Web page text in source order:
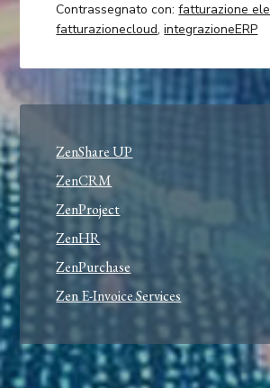
Contrassegnato con:fatturazione
fatturazionecloud,integrazioneERP
ZenShare UP
ZenCRM
ZenProject
ZenHR
ZenPurchase
Zen E-Invoice Services